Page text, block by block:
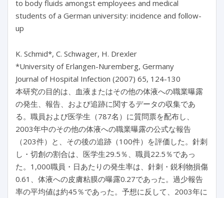
to body fluids amongst employees and medical
students of a German university: incidence and follow-
up
K. Schmid*, C. Schwager, H. Drexler
*University of Erlangen-Nuremberg, Germany
Journal of Hospital Infection (2007) 65, 124-130
本研究の目的は、血液またはその他の体液への職業曝露
の発生、報告、および追跡に関するデータの収集であ
る。職員および医学生（787名）に質問票を配布し、
2003年中のその他の体液への職業曝露の公式な報告
（203件）と、その後の追跡（100件）を評価した。針刺
し・切創の割合は、医学生29.5％、職員22.5％であっ
た。1,000職員・日あたりの発生率は、針刺・鋭利物損傷
0.61、体液への皮膚粘膜の曝露0.27であった。過少報告
率の平均値は約45％であった。予想に反して、2003年に